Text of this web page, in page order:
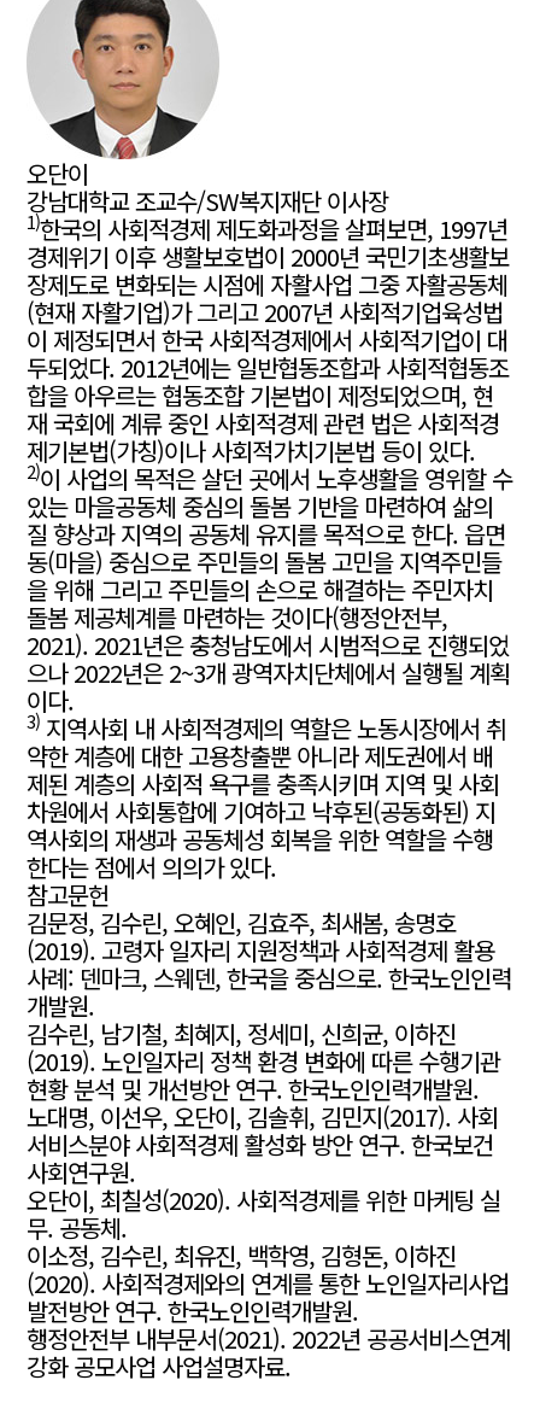
오단이
강남대학교 조교수/SW복지재단 이사장
1)‌한국의 사회적경제 제도화과정을 살펴보면, 1997년
경제위기 이후 생활보호법이 2000년 국민기초생활보
장제도로 변화되는 시점에 자활사업 그중 자활공동체
(현재 자활기업)가 그리고 2007년 사회적기업육성법
이 제정되면서 한국 사회적경제에서 사회적기업이 대
두되었다. 2012년에는 일반협동조합과 사회적협동조
합을 아우르는 협동조합 기본법이 제정되었으며, 현
재 국회에 계류 중인 사회적경제 관련 법은 사회적경
제기본법(가칭)이나 사회적가치기본법 등이 있다.
2)이 사업의 목적은 살던 곳에서 노후생활을 영위할 수
있는 마을공동체 중심의 돌봄 기반을 마련하여 삶의
질 향상과 지역의 공동체 유지를 목적으로 한다. 읍면
동(마을) 중심으로 주민들의 돌봄 고민을 지역주민들
을 위해 그리고 주민들의 손으로 해결하는 주민자치
돌봄 제공체계를 마련하는 것이다(행정안전부,
2021). 2021년은 충청남도에서 시범적으로 진행되었
으나 2022년은 2~3개 광역자치단체에서 실행될 계획
이다.
3) ‌지역사회 내 사회적경제의 역할은 노동시장에서 취
약한 계층에 대한 고용창출뿐 아니라 제도권에서 배
제된 계층의 사회적 욕구를 충족시키며 지역 및 사회
차원에서 사회통합에 기여하고 낙후된(공동화된) 지
역사회의 재생과 공동체성 회복을 위한 역할을 수행
한다는 점에서 의의가 있다.
참고문헌
김문정, 김수린, 오혜인, 김효주, 최새봄, 송명호
(2019). 고령자 일자리 지원정책과 사회적경제 활용
사례: 덴마크, 스웨덴, 한국을 중심으로. 한국노인인력
개발원.
김수린, 남기철, 최혜지, 정세미, 신희균, 이하진
(2019). 노인일자리 정책 환경 변화에 따른 수행기관
현황 분석 및 개선방안 연구. 한국노인인력개발원.
노대명, 이선우, 오단이, 김솔휘, 김민지(2017). 사회
서비스분야 사회적경제 활성화 방안 연구. 한국보건
사회연구원.
오단이, 최칠성(2020). 사회적경제를 위한 마케팅 실
무. 공동체.
이소정, 김수린, 최유진, 백학영, 김형돈, 이하진
(2020). 사회적경제와의 연계를 통한 노인일자리사업
발전방안 연구. 한국노인인력개발원.
행정안전부 내부문서(2021). 2022년 공공서비스연계
강화 공모사업 사업설명자료.